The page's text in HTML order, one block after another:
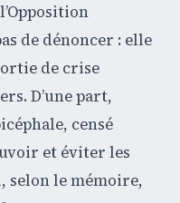
de dénoncer : elle
de crise
D’une part,
censé
et éviter les
selon le mémoire,